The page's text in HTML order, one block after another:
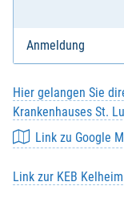
Anmeldung
Hier gelangen Sie
Krankenhauses St.
Link zu Google
Link zur KEB Kelheim